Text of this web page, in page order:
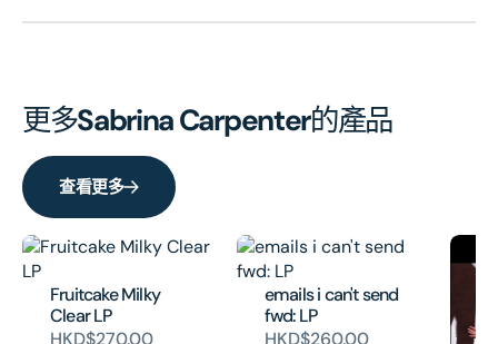
更多Sabrina Carpenter的產品
查看更多
Fruitcake Milky
Clear LP
HKD$270.00
emails i can't send
fwd: LP
HKD$260.00